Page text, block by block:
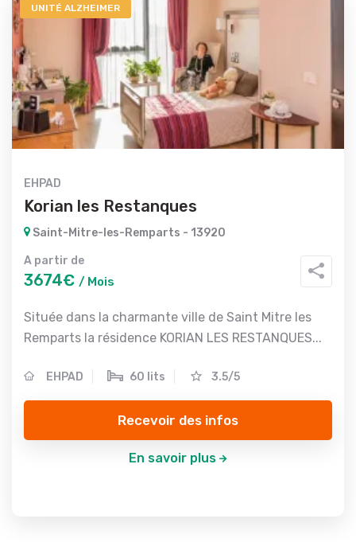
UNITÉ ALZHEIMER
EHPAD
Korian les Restanques
Saint-Mitre-les-Remparts - 13920
A partir de
3674€ / Mois
Située dans la charmante ville de Saint Mitre les
Remparts la résidence KORIAN LES RESTANQUES...
EHPAD 60 lits 3.5/5
Recevoir des infos
En savoir plus